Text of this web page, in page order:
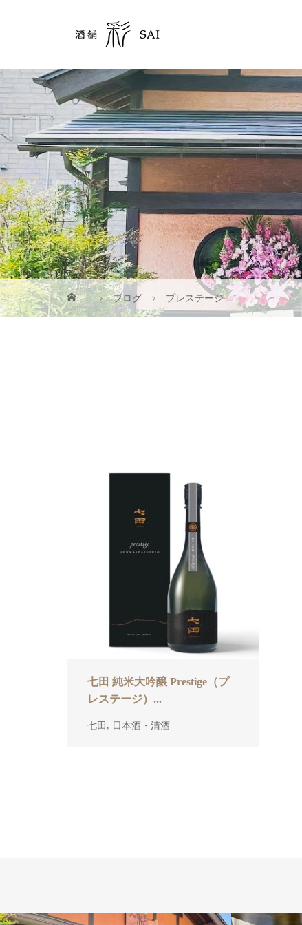
ブログ プレステージ
七田 純米大吟醸 Prestige（プ
レステージ）...
七田 , 日本酒・清酒